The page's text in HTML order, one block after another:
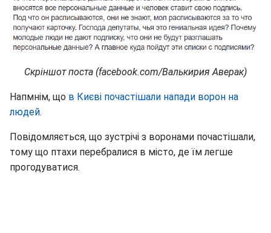
Скріншот поста (facebook.com/Валькирия Аверак)
Напмнім, що в Києві почастішали напади ворон на
людей.
Повідомляється, що зустрічі з воронами почастішали,
тому що птахи перебралися в місто, де їм легше
прогодуватися.